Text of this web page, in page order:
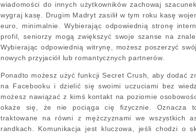
wiadomości do innych użytkowników zachowaj
wygraj kasę. Drugim Madryt zasilił w tym roku kasę
euro, minimalnie. Wybierając odpowiednią stronę
profil, seniorzy mogą zwiększyć swoje szanse na
Wybierając odpowiednią witrynę, możesz poszerzyć
nowych przyjaciół lub romantycznych partnerów.
Ponadto możesz użyć funkcji Secret Crush, aby dodać
na Facebooku i dzielić się swoimi uczuciami bez
możesz nawiązać z kimś kontakt na poziomie
okaże się, że nie pociąga cię fizycznie. Oznacza
traktowane na równi z mężczyznami we wszystkich
randkach. Komunikacja jest kluczowa, jeśli chodzi o